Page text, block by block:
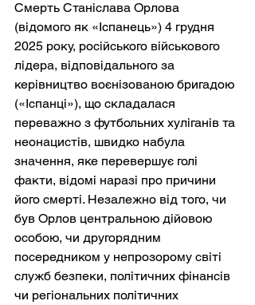
Смерть Станіслава Орлова
(відомого як «Іспанець») 4 грудня
2025 року, російського військового
лідера, відповідального за
керівництво воєнізованою бригадою
(«Іспанці»), що складалася
переважно з футбольних хуліганів та
неонацистів, швидко набула
значення, яке перевершує голі
факти, відомі наразі про причини
його смерті. Незалежно від того, чи
був Орлов центральною дійовою
особою, чи другорядним
посередником у непрозорому світі
служб безпеки, політичних фінансів
чи регіональних політичних